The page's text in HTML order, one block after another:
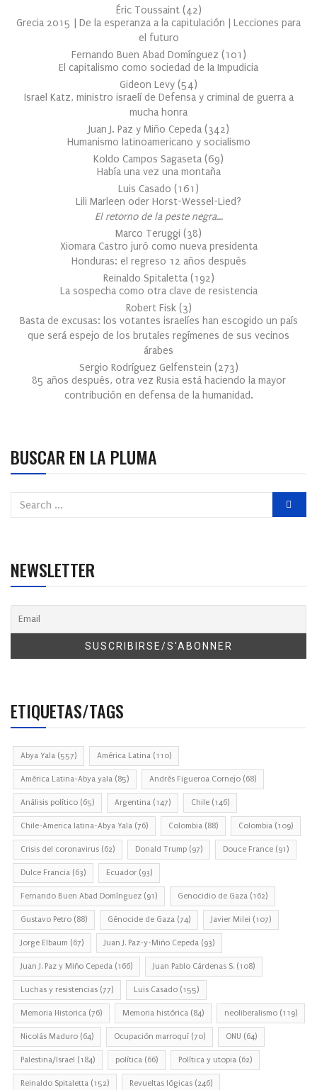
Éric Toussaint (42)
Grecia 2015 | De la esperanza a la capitulación | Lecciones para
el futuro
Fernando Buen Abad Domínguez (101 )
El capitalismo como sociedad de la Impudicia
Gideon Levy (54)
Israel Katz, ministro israelí de Defensa y criminal de guerra a
mucha honra
Juan J. Paz y Miño Cepeda (342)
Humanismo latinoamericano y socialismo
Koldo Campos Sagaseta (69)
Había una vez una montaña
Luis Casado (161 )
Lili Marleen oder Horst-Wessel-Lied?
El retorno de la peste negra…
Marco Teruggi (38)
Xiomara Castro juró como nueva presidenta
Honduras: el regreso 12 años después
Reinaldo Spitaletta (192)
La sospecha como otra clave de resistencia
Robert Fisk (3)
Basta de excusas: los votantes israelíes han escogido un país
que será espejo de los brutales regímenes de sus vecinos
árabes
Sergio Rodríguez Gelfenstein (273)
85 años después, otra vez Rusia está haciendo la mayor
contribución en defensa de la humanidad.
BUSCAR EN LA PLUMA
NEWSLETTER
ETIQUETAS/TAGS
Abya Yala (557) América Latina (110)
América Latina-Abya yala (85) Andrés Figueroa Cornejo (68)
Análisis político (65) Argentina (147) Chile (146)
Chile-America latina-Abya Yala (76) Colombia (88) Colombia (109)
Crisis del coronavirus (62) Donald Trump (97) Douce France (91)
Dulce Francia (63) Ecuador (93)
Fernando Buen Abad Domínguez (91) Genocidio de Gaza (162)
Gustavo Petro (88) Génocide de Gaza (74) Javier Milei (107)
Jorge Elbaum (67) Juan J. Paz-y-Miño Cepeda (93)
Juan J. Paz y Miño Cepeda (166) Juan Pablo Cárdenas S. (108)
Luchas y resistencias (77) Luis Casado (155)
Memoria Historica (76) Memoria histórica (84) neoliberalismo (119)
Nicolás Maduro (64) Ocupación marroquí (70) ONU (64)
Palestina/Israel (184) política (66) Política y utopia (62)
Reinaldo Spitaletta (152) Revueltas lógicas (246)